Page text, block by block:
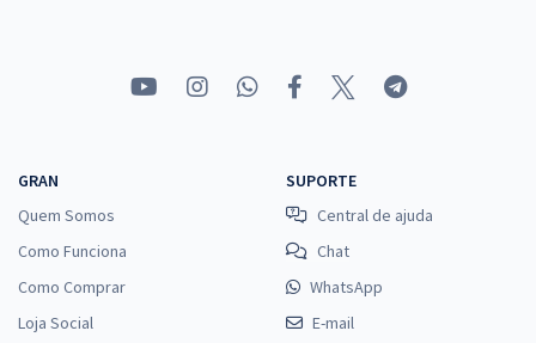
IBGE - Instituto Brasileiro de Geografia e Estatística (Temporário) -
Analista Censitário (AC) - Planejamento e Gestão (Pré-edital)
à vista
R$23,99
GRAN
Quem Somos
Como Funciona
Como Comprar
Loja Social
SUPORTE
Central de ajuda
Chat
WhatsApp
E-mail